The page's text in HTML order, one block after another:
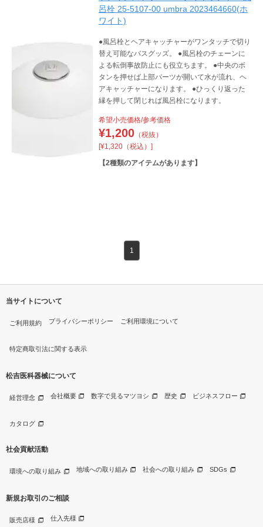
呂栓 25-5107-00 umbra 2023464660(ホ
ワイト)
●風呂栓とヘアキャッチャーがワンタッチで切り
替え可能なバスグッズ。 ●風呂栓のチェーンに
よる転倒事故防止にも役立ちます。 ●中央のボ
タンを押せば上部パーツが開いて水が流れ、ヘ
アキャッチャーになります。 ●ひっくり返った
縁を押して閉じれば風呂栓になります。
希望小売価格/参考価格
¥1,200（税抜）
[¥1,320（税込）]
【2種類のアイテムがあります】
1
当サイトについて
ご利用規約 プライバシーポリシー ご利用環境について
特定商取引法に関する表示
松吉医科器械について
経営理念 会社概要 数字で見るマツヨシ 歴史 ビジネスフロー
カタログ
社会貢献活動
環境への取り組み 地域への取り組み 社会への取り組み SDGs
新規お取引のご相談
販売店様 仕入先様